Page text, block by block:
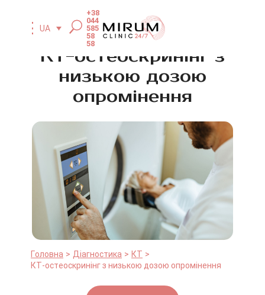
UA
+38
044
585
58
58
КТ-остеоскринінг з
низькою дозою
опромінення
Головна Діагностика
КТ
КТ-остеоскринінг з низькою дозою опромінення